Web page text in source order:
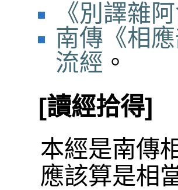
《別譯雜
南傳《相
流經 。
[讀經拾得]
本經是南傳
應該算是相